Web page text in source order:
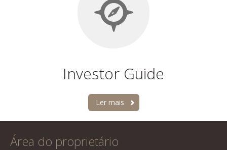
Investor Guide
Ler mais
Área do proprietário